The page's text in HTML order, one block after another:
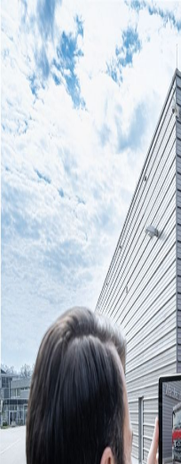
Uns ist bewusst, dass es
Kunde verschiedenste
Sie daher in das Mercedes-
exklusiven Einblick in die
vielfältigen
erhalten. Erleben Sie
Qualitätsstandards in jedem
Van stecken. Die
Werk oder an einem unserer
Übergabe stehen Ihnen
Features und technischen
erklären. So starten Sie
Ihre neue Mobilität.